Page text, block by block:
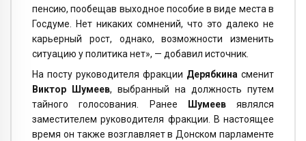
пенсию, пообещав выходное пособие в виде места в
Госдуме. Нет никаких сомнений, что это далеко не
карьерный рост, однако, возможности изменить
ситуацию у политика нет», — добавил источник.
На посту руководителя фракции Дерябкина сменит
Виктор Шумеев, выбранный на должность путем
тайного голосования.
Ранее Шумеевявлялся
заместителем руководителя фракции. В настоящее
время он также возглавляет в Донском парламенте